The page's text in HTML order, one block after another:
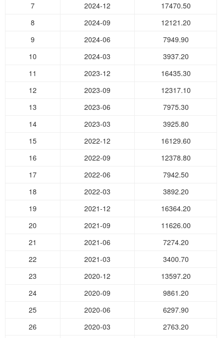
7
2024-12
17470.50
8
2024-09
12121.20
9
2024-06
7949.90
10
2024-03
3937.20
11
2023-12
16435.30
12
2023-09
12317.10
13
2023-06
7975.30
14
2023-03
3925.80
15
2022-12
16129.60
16
2022-09
12378.80
17
2022-06
7942.50
18
2022-03
3892.20
19
2021-12
16364.20
20
2021-09
11626.00
21
2021-06
7274.20
22
2021-03
3400.70
23
2020-12
13597.20
24
2020-09
9861.20
25
2020-06
6297.90
26
2020-03
2763.20